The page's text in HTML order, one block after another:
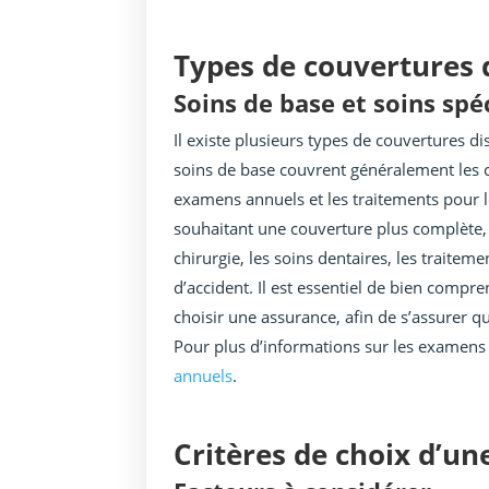
Types de couvertures
Soins de base et soins
Il existe plusieurs types de couvertures
soins de base couvrent généralement
examens annuels et les traitements
souhaitant une couverture plus
chirurgie, les soins dentaires, les
d’accident. Il est essentiel de bien
choisir une assurance, afin de s’assurer
Pour plus d’informations sur les
annuels.
Critères de choix